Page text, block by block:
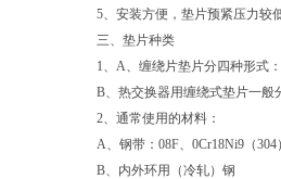
5、安装方便，垫片预紧压力较低
三、垫片种类
1、A、缠绕片垫片分四种形式
B、热交换器用缠绕式垫片一般
2、通常使用的材料：
A、钢带：08F、0Cr18Ni9（304
B、内外环用（冷轧）钢